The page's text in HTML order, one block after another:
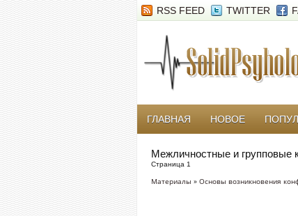
RSS FEED TWITTER
ГЛАВНАЯ НОВОЕ
Межличностные и групповые
Страница 1
Материалы » Основы возникновения